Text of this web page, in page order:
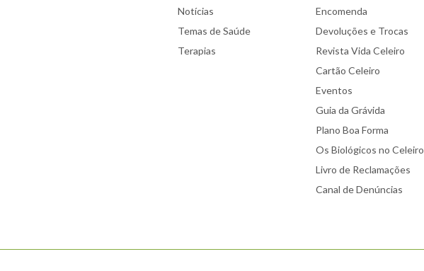
Notícias
Temas de Saúde
Terapias
Encomenda
Devoluções e Trocas
Revista Vida Celeiro
Cartão Celeiro
Eventos
Guia da Grávida
Plano Boa Forma
Os Biológicos no Celeiro
Livro de Reclamações
Canal de Denúncias